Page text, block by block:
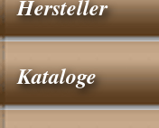
Hersteller
Kataloge